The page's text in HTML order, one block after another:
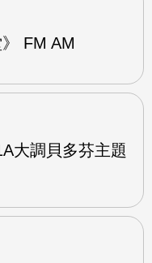
FM AM
大調貝多芬主題